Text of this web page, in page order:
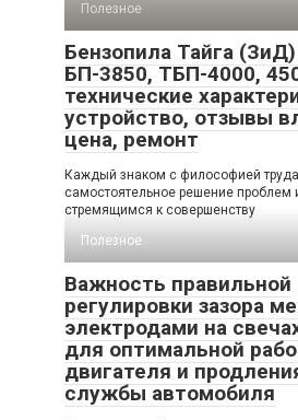
Полезное
Бензопила Тайга
БП-3850, ТБП-4000,
технические
устройство, отзывы
цена, ремонт
Каждый знаком с философией
самостоятельное решение проблем
стремящимся к совершенству
Полезное
Важность правильной
регулировки зазора
электродами на
для оптимальной
двигателя и
службы автомобиля